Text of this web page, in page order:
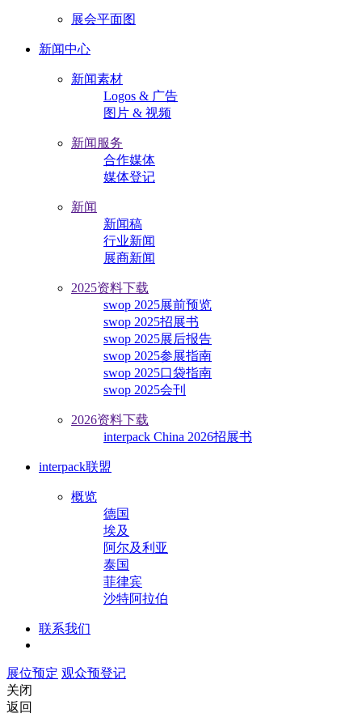
展会平面图
新闻中心
新闻素材
Logos & 广告
图片 & 视频
新闻服务
合作媒体
媒体登记
新闻
新闻稿
行业新闻
展商新闻
2025资料下载
swop 2025展前预览
swop 2025招展书
swop 2025展后报告
swop 2025参展指南
swop 2025口袋指南
swop 2025会刊
2026资料下载
interpack China 2026招展书
interpack联盟
概览
德国
埃及
阿尔及利亚
泰国
菲律宾
沙特阿拉伯
联系我们
展位预定 观众预登记
关闭
返回